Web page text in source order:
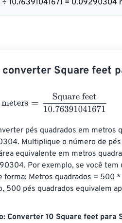
÷ 10.76391041671 = 0.09290304
converter Square feet
Square feet10.76391041671
pés quadrados em metros
Multiplique o número de
equivalente em metros
Por exemplo, se você tem
forma: Metros quadrados = 500
500 pés quadrados equivalem
Converter 10 Square feet para